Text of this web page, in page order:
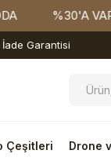
%30'A VARAN
İade Garantisi
Çeşitleri Drone